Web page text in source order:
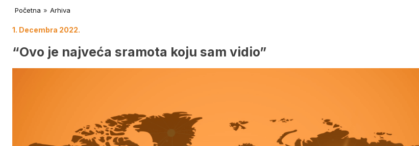
Početna » Arhiva
1. Decembra 2022.
“Ovo je najveća sramota koju sam vidio”